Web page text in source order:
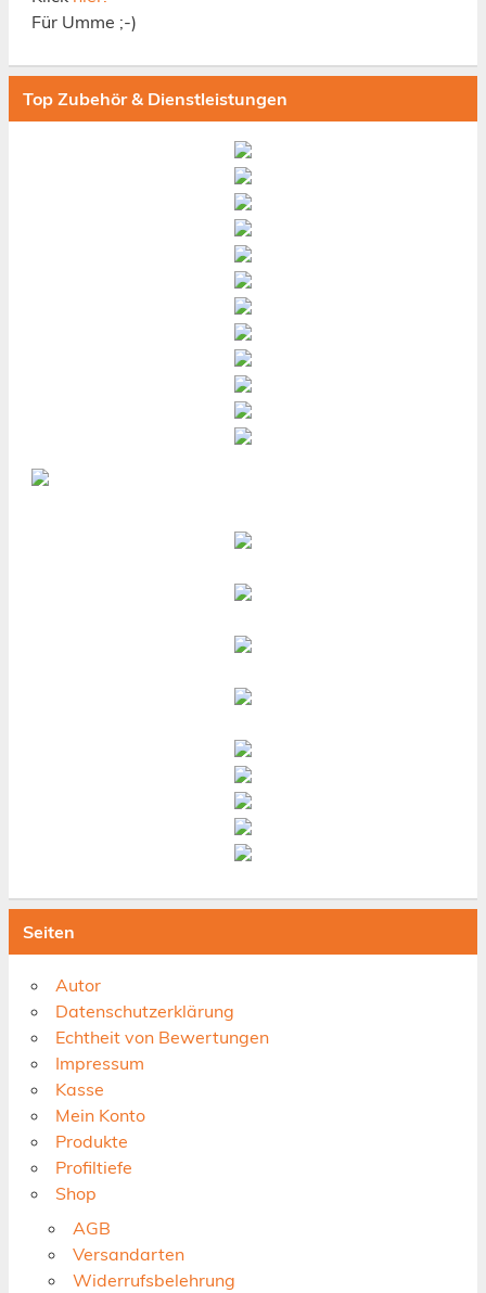
Für Umme ;-)
Top Zubehör & Dienstleistungen
Seiten
Autor
Datenschutzerklärung
Echtheit von Bewertungen
Impressum
Kasse
Mein Konto
Produkte
Profiltiefe
Shop
AGB
Versandarten
Widerrufsbelehrung